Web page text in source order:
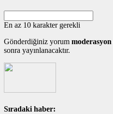
En az 10 karakter gerekli
Gönderdiğiniz yorum moderasyon
sonra yayınlanacaktır.
Sıradaki haber: